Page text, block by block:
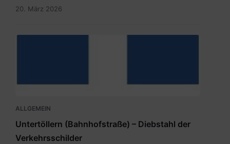
20. März 2026
ALLGEMEIN
Untertöllern (Bahnhofstraße) – Diebstahl der
Verkehrsschilder